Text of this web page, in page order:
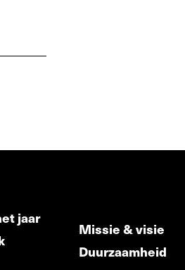
jaar
Missie & visie
Duurzaamheid